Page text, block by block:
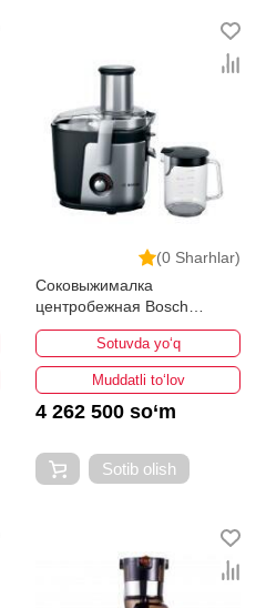
(0 Sharhlar)
Соковыжималка
центробежная Bosch
VitaJuice MES4010
Sotuvda yo‘q
Muddatli to‘lov
4 262 500 so‘m
Sotib olish